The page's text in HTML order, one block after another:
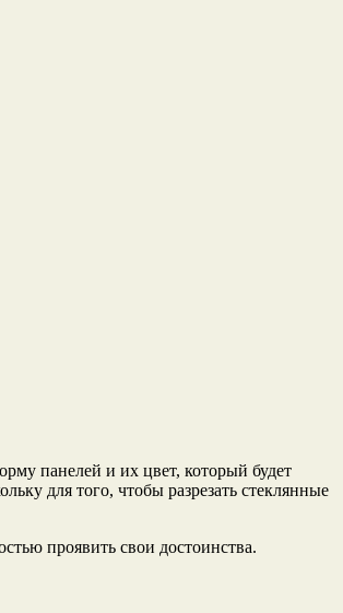
панелей и их цвет, который будет
для того, чтобы разрезать стеклянные
проявить свои достоинства.